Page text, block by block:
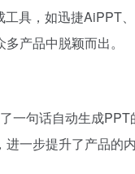
具，如迅捷AiPPT
产品中脱颖而出。
一句话自动生成
一步提升了产品的